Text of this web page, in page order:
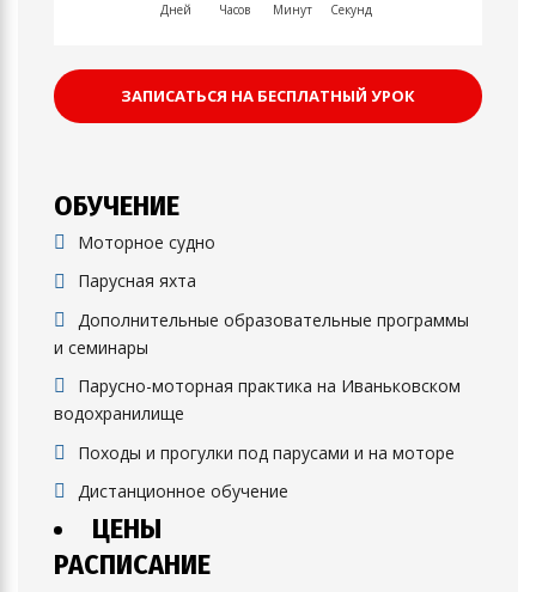
Дней Часов Минут Секунд
ЗАПИСАТЬСЯ НА БЕСПЛАТНЫЙ УРОК
ОБУЧЕНИЕ
Моторное судно
Парусная яхта
Дополнительные образовательные программы
и семинары
Парусно-моторная практика на Иваньковском
водохранилище
Походы и прогулки под парусами и на моторе
Дистанционное обучение
ЦЕНЫ
РАСПИСАНИЕ